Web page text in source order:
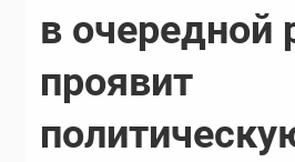
в очередной
проявит